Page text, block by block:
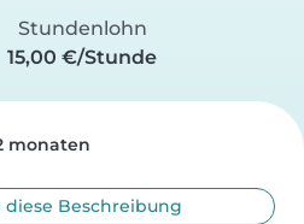
Stundenlohn
15,00 €/Stunde
monaten
diese Beschreibung